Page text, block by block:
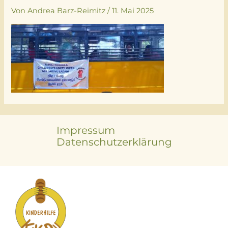
VonAndrea Barz-Reimitz/11. Mai 2025
Impressum
Datenschutzerklärung